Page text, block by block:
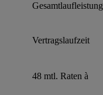
Gesamtlaufleistung
Vertragslaufzeit
48 mtl. Raten à